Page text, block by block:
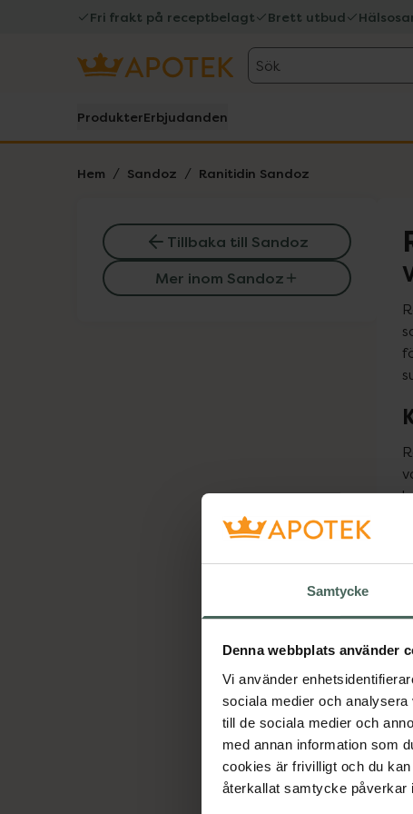
Samtycke
Denna webbplats använder
Vi använder
sociala medier och
till de sociala medier och
med annan information som
cookies är frivilligt och du
återkallat samtycke påverkar
Fri frakt på receptbelagt Brett utbud
Sök
ProdukterErbjudanden
Hem Sandoz Ranitidin Sandoz
Tillbaka till Sandoz
Mer inom Sandoz